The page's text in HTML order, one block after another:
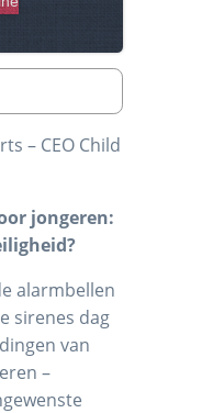
– CEO Child
jongeren:
alarmbellen
sirenes dag
van
–